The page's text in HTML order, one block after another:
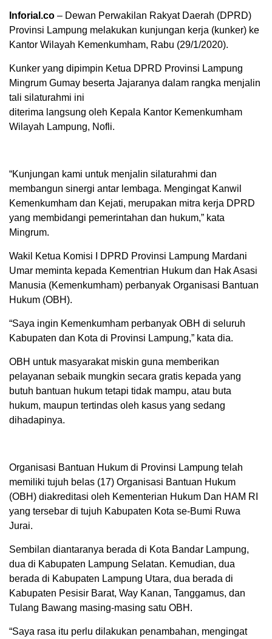
Inforial.co – Dewan Perwakilan Rakyat Daerah (DPRD)
Provinsi Lampung melakukan kunjungan kerja (kunker) ke
Kantor Wilayah Kemenkumham, Rabu (29/1/2020).
Kunker yang dipimpin Ketua DPRD Provinsi Lampung
Mingrum Gumay beserta Jajaranya dalam rangka menjalin
tali silaturahmi ini
diterima langsung oleh Kepala Kantor Kemenkumham
Wilayah Lampung, Nofli.
“Kunjungan kami untuk menjalin silaturahmi dan
membangun sinergi antar lembaga. Mengingat Kanwil
Kemenkumham dan Kejati, merupakan mitra kerja DPRD
yang membidangi pemerintahan dan hukum,” kata
Mingrum.
Wakil Ketua Komisi I DPRD Provinsi Lampung Mardani
Umar meminta kepada Kementrian Hukum dan Hak Asasi
Manusia (Kemenkumham) perbanyak Organisasi Bantuan
Hukum (OBH).
“Saya ingin Kemenkumham perbanyak OBH di seluruh
Kabupaten dan Kota di Provinsi Lampung,” kata dia.
OBH untuk masyarakat miskin guna memberikan
pelayanan sebaik mungkin secara gratis kepada yang
butuh bantuan hukum tetapi tidak mampu, atau buta
hukum, maupun tertindas oleh kasus yang sedang
dihadapinya.
Organisasi Bantuan Hukum di Provinsi Lampung telah
memiliki tujuh belas (17) Organisasi Bantuan Hukum
(OBH) diakreditasi oleh Kementerian Hukum Dan HAM RI
yang tersebar di tujuh Kabupaten Kota se-Bumi Ruwa
Jurai.
Sembilan diantaranya berada di Kota Bandar Lampung,
dua di Kabupaten Lampung Selatan. Kemudian, dua
berada di Kabupaten Lampung Utara, dua berada di
Kabupaten Pesisir Barat, Way Kanan, Tanggamus, dan
Tulang Bawang masing-masing satu OBH.
“Saya rasa itu perlu dilakukan penambahan, mengingat